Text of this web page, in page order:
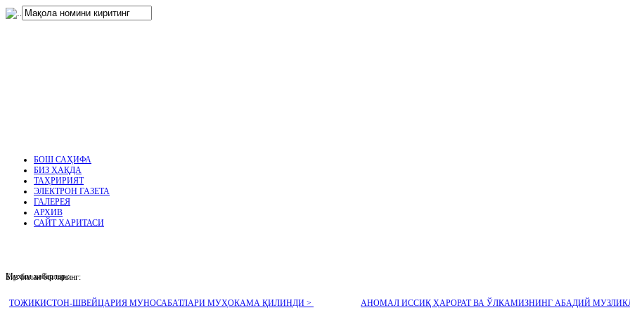
.
БОШ САҲИФА
БИЗ ҲАҚДА
ТАҲРИРИЯТ
ЭЛЕКТРОН ГАЗЕТА
ГАЛЕРЕЯ
АРХИВ
САЙТ ХАРИТАСИ
Муҳим хабарлар :
ТОЖИКИСТОН-ШВЕЙЦАРИЯ МУНОСАБАТЛАРИ МУҲОКАМА ҚИЛИНДИ > АНОМАЛ ИССИҚ ҲАРОРАТ ВА ЎЛКАМИЗНИНГ АБАДИЙ
Биз билан боғланинг: